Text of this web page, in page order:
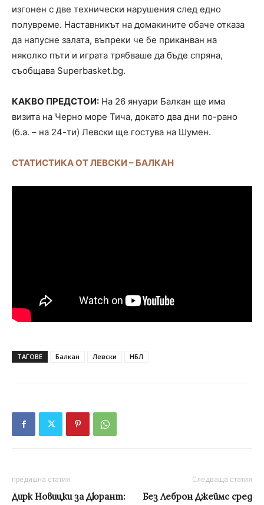
изгонен с две технически нарушения след едно
полувреме. Наставникът на домакините обаче отказа
да напусне залата, въпреки че бе приканван на
няколко пъти и играта трябваше да бъде спряна,
съобщава Superbasket.bg.
КАКВО ПРЕДСТОИ: На 26 януари Балкан ще има
визита на Черно море Тича, докато два дни по-рано
(б.а. – на 24-ти) Левски ще гостува на Шумен.
СТАТИСТИКА ОТ ЛЕВСКИ – БАЛКАН
ТАГОВЕ Балкан Левски НБЛ
предишна статия
Дирк Новицки за Дюрант:
Следваща статия
Без Леброн Джеймс сред